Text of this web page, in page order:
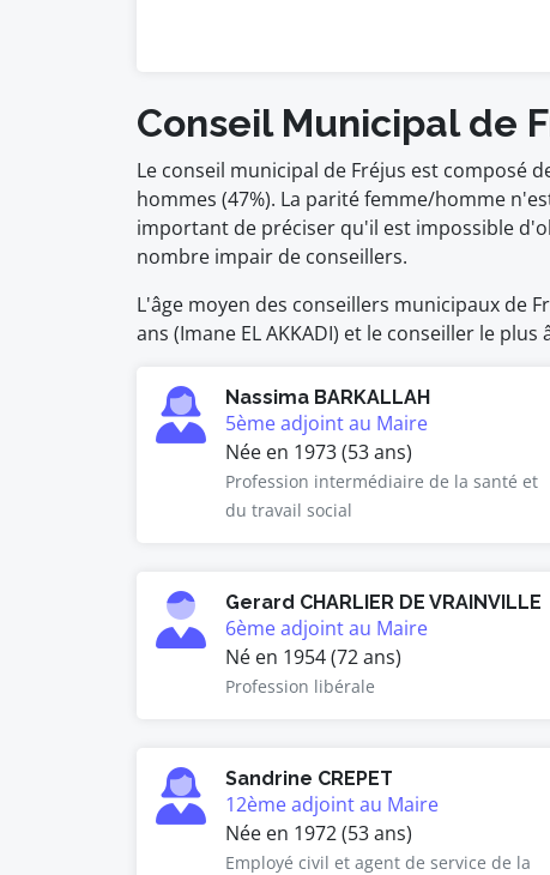
Conseil Municipal de
Le conseil municipal de Fréjus est composé
hommes (47%). La parité femme/homme
important de préciser qu'il est impossible
nombre impair de conseillers.
L'âge moyen des conseillers municipaux de
ans (Imane EL AKKADI) et le conseiller le plus
Nassima BARKALLAH
5ème adjoint au Maire
Née en 1973 (53 ans)
Profession intermédiaire de la santé et
du travail social
Gerard CHARLIER DE VRAINVILLE
6ème adjoint au Maire
Né en 1954 (72 ans)
Profession libérale
Sandrine CREPET
12ème adjoint au Maire
Née en 1972 (53 ans)
Employé civil et agent de service de la